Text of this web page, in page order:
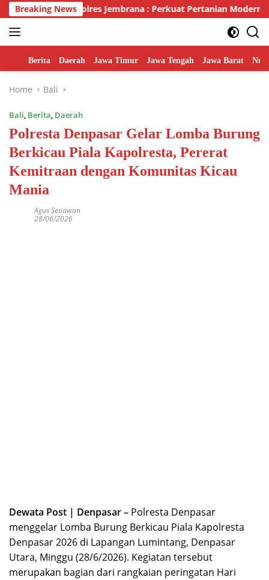
Skip
to
content
Breaking News
Kapolres Jembrana : Perkuat Pertanian Modern dan
Home
Berita Daerah Jawa Timur Jawa Tengah Jawa Barat
Home Bali
Bali, Berita, Daerah
Polresta Denpasar Gelar Lomba Burung
Berkicau Piala Kapolresta, Pererat
Kemitraan dengan Komunitas Kicau
Mania
Agus Setiawan
28/06/2026
Dewata Post | Denpasar – Polresta Denpasar
menggelar Lomba Burung Berkicau Piala Kapolresta
Denpasar 2026 di Lapangan Lumintang, Denpasar
Utara, Minggu (28/6/2026). Kegiatan tersebut
merupakan bagian dari rangkaian peringatan Hari